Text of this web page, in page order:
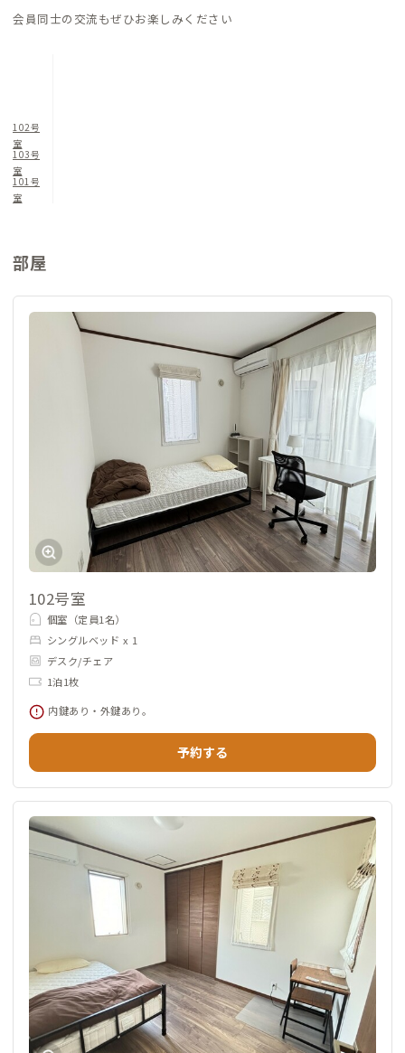
会員同士の交流もぜひお楽しみください
102号
室
103号
室
101号
室
部屋
102号室
個室（定員1名）
シングルベッド x 1
デスク/チェア
1泊1枚
内鍵あり・外鍵あり。
予約する